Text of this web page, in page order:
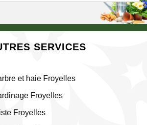
SERVICES
et haie Froyelles
Froyelles
Froyelles